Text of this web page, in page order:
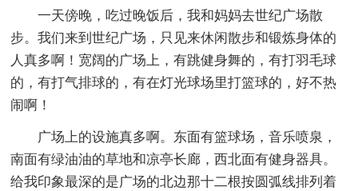
一天傍晚，吃过晚饭后，我和妈妈去世纪广场散
步。我们来到世纪广场，只见来休闲散步和锻炼身体的
人真多啊！宽阔的广场上，有跳健身舞的，有打羽毛球
的，有打气排球的，有在灯光球场里打篮球的，好不热
闹啊！
广场上的设施真多啊。东面有篮球场，音乐喷泉，
南面有绿油油的草地和凉亭长廊，西北面有健身器具。
给我印象最深的是广场的北边那十二根按圆弧线排列着